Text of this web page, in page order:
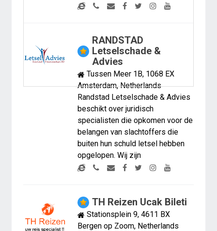
RANDSTAD
Letselschade &
Advies
Tussen Meer 1B, 1068 EX
Amsterdam, Netherlands
Randstad Letselschade & Advies
beschikt over juridisch
specialisten die opkomen voor de
belangen van slachtoffers die
buiten hun schuld letsel hebben
opgelopen. Wij zijn
TH Reizen Ucak Bileti
Stationsplein 9, 4611 BX
Bergen op Zoom, Netherlands